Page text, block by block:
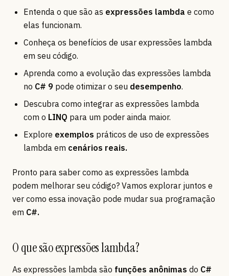
Entenda o que são as expressões lambda e como
elas funcionam.
Conheça os benefícios de usar expressões lambda
em seu código.
Aprenda como a evolução das expressões lambda
no C# 9 pode otimizar o seu desempenho.
Descubra como integrar as expressões lambda
com o LINQ para um poder ainda maior.
Explore exemplos práticos de uso de expressões
lambda em cenários reais.
Pronto para saber como as expressões lambda
podem melhorar seu código? Vamos explorar juntos e
ver como essa inovação pode mudar sua programação
em C#.
O que são expressões lambda?
As expressões lambda são funções anônimas do C#